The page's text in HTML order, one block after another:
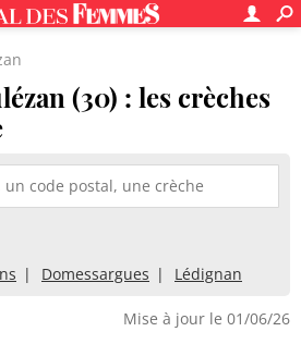
(30) : les crèches
Domessargues Lédignan
Mise à jour le 01/06/26